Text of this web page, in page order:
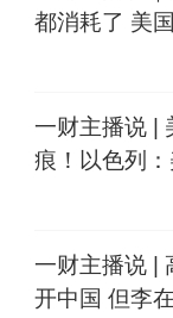
都消耗了 美
一财主播说 |
痕！以色列
一财主播说 |
开中国 但李